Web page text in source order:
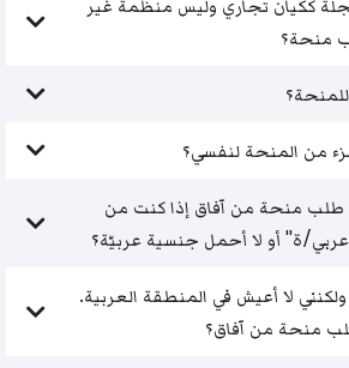
منحة؟
من المنحة لنفسي؟
طلب منحة من آفاق إذا كنت من
ة" أو لا أحمل جنسية عربيّة؟
لا أعيش في المنطقة العربية.
منحة من آفاق؟